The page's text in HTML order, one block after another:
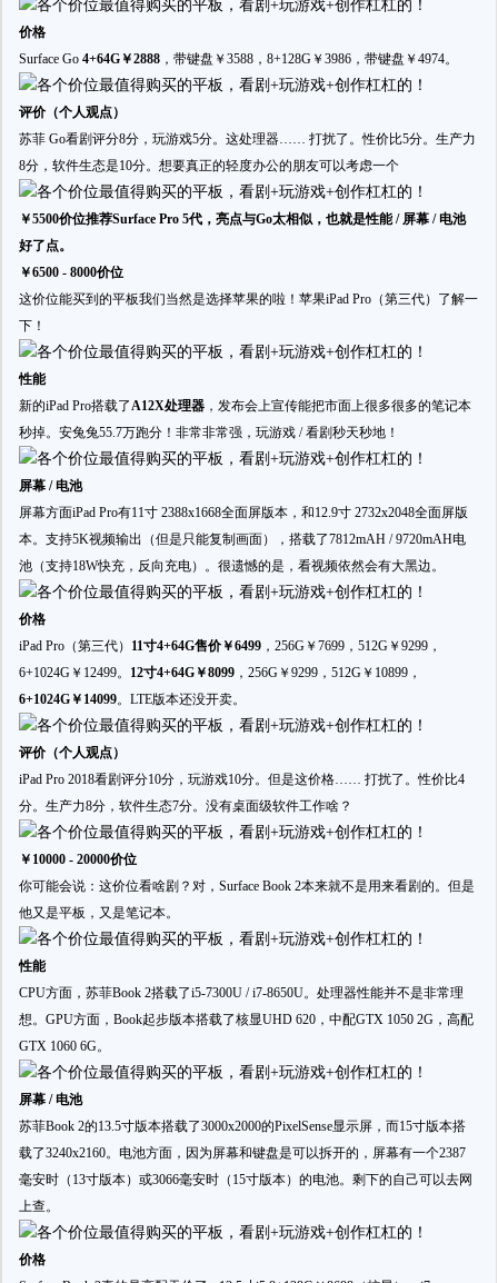
价格
Surface Go 4+64G￥2888 ，带键盘￥3588，8+128G￥3986，带键盘￥4974。
评价（个人观点）
苏菲 Go看剧评分8分，玩游戏5分。这处理器…… 打扰了。性价比5分。生产力
8分，软件生态是10分。想要真正的轻度办公的朋友可以考虑一个
￥5500价位推荐Surface Pro 5代，亮点与Go太相似，也就是性能 / 屏幕 / 电池
好了点。
￥6500 - 8000价位
这价位能买到的平板我们当然是选择苹果的啦！苹果iPad Pro（第三代）了解一
下！
性能
新的iPad Pro搭载了A12X处理器 ，发布会上宣传能把市面上很多很多的笔记本
秒掉。安兔兔55.7万跑分！非常非常强，玩游戏 / 看剧秒天秒地！
屏幕 / 电池
屏幕方面iPad Pro有11寸 2388x1668全面屏版本，和12.9寸 2732x2048全面屏版
本。支持5K视频输出（但是只能复制画面），搭载了7812mAH / 9720mAH电
池（支持18W快充，反向充电）。很遗憾的是，看视频依然会有大黑边。
价格
iPad Pro（第三代） 11寸4+64G售价￥6499 ，256G￥7699，512G￥9299，
6+1024G￥12499。 12寸4+64G￥8099 ，256G￥9299，512G￥10899，
6+1024G￥14099。LTE版本还没开卖。
评价（个人观点）
iPad Pro 2018看剧评分10分，玩游戏10分。但是这价格…… 打扰了。性价比4
分。生产力8分，软件生态7分。没有桌面级软件工作啥？
￥10000 - 20000价位
你可能会说：这价位看啥剧？对，Surface Book 2本来就不是用来看剧的。但是
他又是平板，又是笔记本。
性能
CPU方面，苏菲Book 2搭载了i5-7300U / i7-8650U。处理器性能并不是非常理
想。GPU方面，Book起步版本搭载了核显UHD 620，中配GTX 1050 2G，高配
GTX 1060 6G。
屏幕 / 电池
苏菲Book 2的13.5寸版本搭载了3000x2000的PixelSense显示屏，而15寸版本搭
载了3240x2160。电池方面，因为屏幕和键盘是可以拆开的，屏幕有一个2387
毫安时（13寸版本）或3066毫安时（15寸版本）的电池。剩下的自己可以去网
上查。
价格